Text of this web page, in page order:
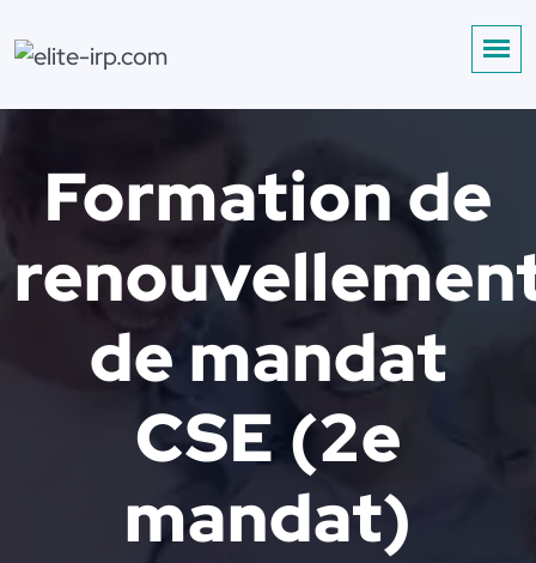
Formation de
de mandat
CSE (2e
mandat)